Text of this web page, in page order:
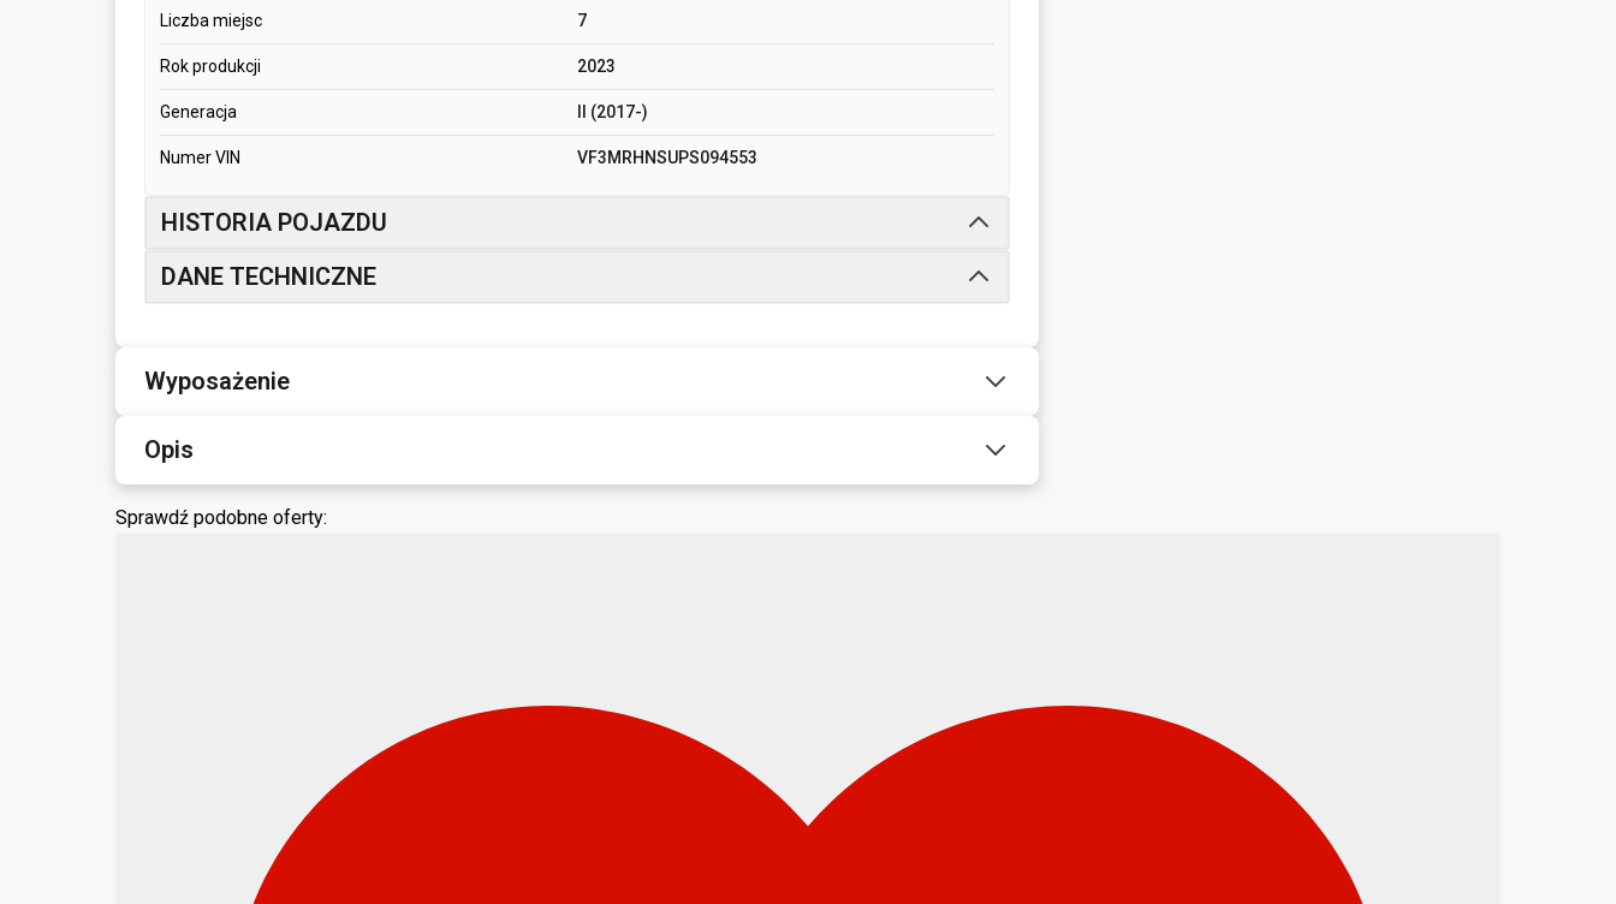
Liczba miejsc 7
Rok produkcji 2023
Generacja II (2017-)
Numer VIN VF3MRHNSUPS094553
HISTORIA POJAZDU
DANE TECHNICZNE
Wyposażenie
Opis
Sprawdź podobne oferty: